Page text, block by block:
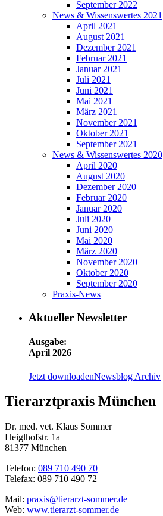
September 2022
News & Wissenswertes 2021
April 2021
August 2021
Dezember 2021
Februar 2021
Januar 2021
Juli 2021
Juni 2021
Mai 2021
März 2021
November 2021
Oktober 2021
September 2021
News & Wissenswertes 2020
April 2020
August 2020
Dezember 2020
Februar 2020
Januar 2020
Juli 2020
Juni 2020
Mai 2020
März 2020
November 2020
Oktober 2020
September 2020
Praxis-News
Aktueller Newsletter
Ausgabe:
April 2026
Jetzt downloadenNewsblog Archiv
Tierarztpraxis München
Dr. med. vet. Klaus Sommer
Heiglhofstr. 1a
81377 München
Telefon: 089 710 490 70
Telefax: 089 710 490 72
Mail: praxis@tierarzt-sommer.de
Web: www.tierarzt-sommer.de